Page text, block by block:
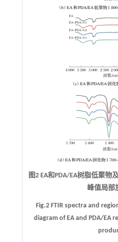
图2 EA和PDA/EA树脂低聚物
峰值局部
Fig.2 FTIR spectra and
diagram of EA and PDA/EA